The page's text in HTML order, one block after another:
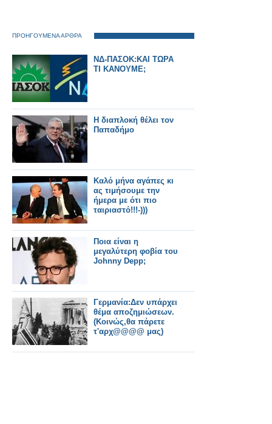
ΠΡΟΗΓΟΥΜΕΝΑ ΑΡΘΡΑ
ΝΔ-ΠΑΣΟΚ:KAI TΩΡΑ
ΤΙ ΚΑΝΟΥΜΕ;
Η διαπλοκή θέλει τον
Παπαδήμο
Kαλό μήνα αγάπες κι
ας τιμήσουμε την
ήμερα με ότι πιο
ταιριαστό!!!-)))
Ποια είναι η
μεγαλύτερη φοβία του
Johnny Depp;
Γερμανία:Δεν υπάρχει
θέμα αποζημιώσεων.
(Κοινώς,θα πάρετε
τ'αρχ@@@@ μας)